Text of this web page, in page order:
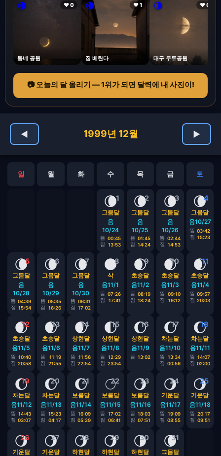
🌘 ❤ 0
동네 공원
🌘 ❤ 1
집 베란다
🌗 ❤ 0
대구 두류공원
📷 오늘의 달 올리기 — 1위가 되면 달력에 내 사진이!
◀ 1999년 12월 ▶
일 월 화 수 목 금 토
1
🌘
그믐달
음
10/24
뜸 00:45
짐
13:53
2
🌘
그믐달
음
10/25
뜸 01:45
짐 14:24
3
🌘
그믐달
음
10/26
뜸 02:44
짐
14:53
4
🌘
그믐달
음10/27
뜸 03:42
짐 15:23
5
🌘
그믐달
음
10/28
뜸 04:39
짐 15:54
6
🌘
그믐달
음
10/29
뜸 05:35
짐
16:26
7
🌘
그믐달
음
10/30
뜸 06:31
짐 17:02
8
🌑
삭
음11/1
뜸 07:26
짐
17:41
9
🌒
초승달
음11/2
뜸 08:19
짐 18:24
10
🌒
초승달
음11/3
뜸
09:10
짐
19:12
11
🌒
초승달
음11/4
뜸 09:57
짐 20:03
12
🌒
초승달
음11/5
뜸 10:40
짐 20:58
13
🌒
초승달
음11/6
뜸
11:19
짐
21:55
14
🌒
상현달
음11/7
뜸
11:56
짐 22:54
15
🌓
상현달
음11/8
뜸
12:29
짐 23:54
16
🌔
상현달
음11/9
뜸 13:02
17
🌔
차는달
음11/10
뜸
13:34
짐 00:56
18
🌔
차는달
음11/11
뜸 14:07
짐 02:00
19
🌔
차는달
음11/12
뜸 14:43
짐 03:07
20
🌔
차는달
음11/13
뜸
15:23
짐
04:17
21
🌔
보름달
음11/14
뜸 16:09
짐 05:29
22
🌕
보름달
음11/15
뜸
17:02
짐
06:41
23
🌖
보름달
음11/16
뜸 18:03
짐 07:51
24
🌖
기운달
음11/17
뜸
19:09
짐 08:55
25
🌖
기운달
음11/18
뜸 20:17
짐 09:51
26
🌖
기운달
27
🌖
기운달
28
🌖
하현달
29
🌖
하현달
30
🌗
하현달
31
🌘
그믐달